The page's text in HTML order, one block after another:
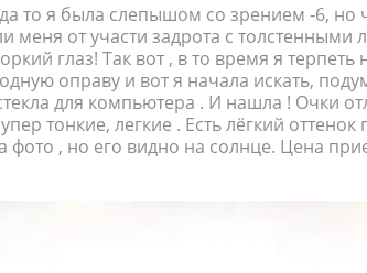
то я была слепышом со зрением -6, но
меня от участи задрота с толстенными
глаз! Так вот , в то время я терпеть
оправу и вот я начала искать,
для компьютера . И нашла ! Очки
тонкие, легкие . Есть лёгкий оттенок
фото , но его видно на солнце. Цена